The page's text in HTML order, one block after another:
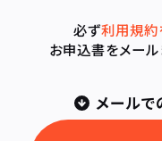
必ず利用規約
お申込書をメール
メール